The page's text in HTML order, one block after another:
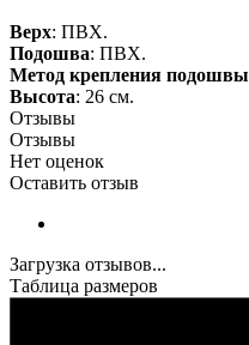
Верх: ПВХ.
Подошва: ПВХ.
Метод крепления подошвы
Высота: 26 см.
Отзывы
Отзывы
Нет оценок
Оставить отзыв
Загрузка отзывов...
Таблица размеров